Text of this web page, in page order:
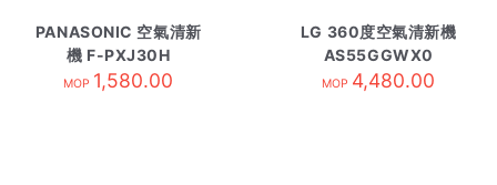
PANASONIC 空氣清新
機 F-PXJ30H
MOP 1,580.00
LG 360度空氣清新機
AS55GGWX0
MOP 4,480.00